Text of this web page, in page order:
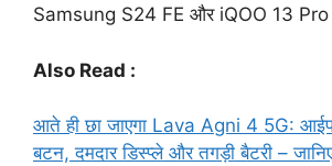
Samsung S24 FE और iQOO 13 Pro
Also Read :
आते ही छा जाएगा Lava Agni 4 5G:
बटन, दमदार डिस्प्ले और तगड़ी बैटरी –